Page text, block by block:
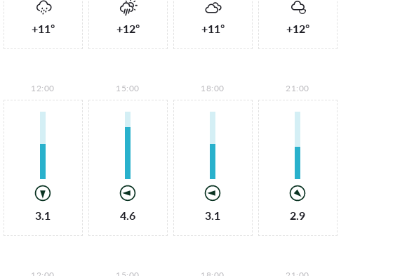
+11° +12° +11° +12°
12:00
3.1
15:00
4.6
18:00
3.1
21:00
2.9